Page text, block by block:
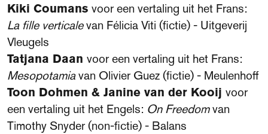
Kiki Coumans voor een vertaling uit het Frans:
La fille verticalevan Félicia Viti (fictie) - Uitgeverij
Vleugels
Tatjana Daan voor een vertaling uit het Frans:
Mesopotamiavan Olivier Guez (fictie) - Meulenhoff
Toon Dohmen & Janine van der Kooij voor
een vertaling uit het Engels: On Freedomvan
Timothy Snyder (non-fictie) - Balans